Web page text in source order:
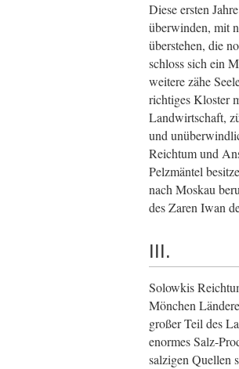
Diese ersten
überwinden, mit
überstehen, die
schloss sich ein
weitere zähe
richtiges Kloster
Landwirtschaft,
und
Reichtum und
Pelzmäntel
nach Moskau
des Zaren Iwan
III.
Solowkis
Mönchen
großer Teil des
enormes Salz-
salzigen Quellen